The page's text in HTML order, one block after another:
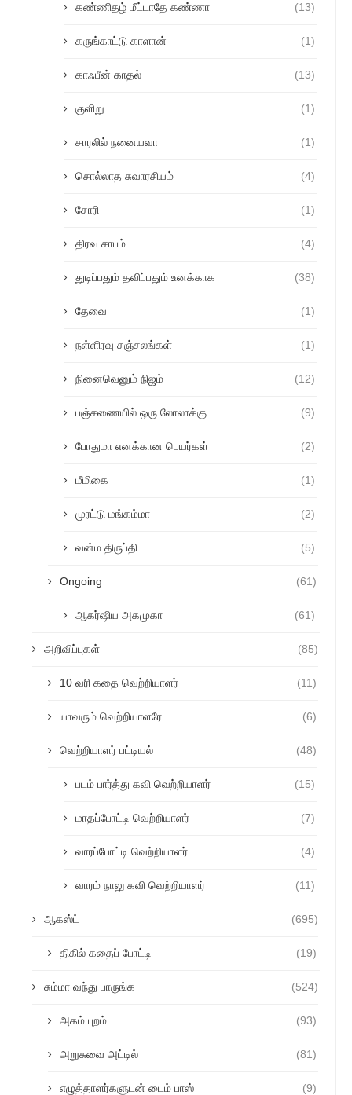
கண்ணிதழ் மீட்டாதே கண்ணா (13)
கருங்காட்டு காளான் (1)
காஃபீன் காதல் (13)
குளிறு (1)
சாரலில் நனையவா (1)
சொல்லாத சுவாரசியம் (4)
சோரி (1)
திரவ சாபம் (4)
துடிப்பதும் தவிப்பதும் உனக்காக (38)
தேவை (1)
நள்ளிரவு சஞ்சலங்கள் (1)
நினைவெனும் நிஜம் (12)
பஞ்சணையில் ஒரு லோலாக்கு (9)
போதுமா எனக்கான பெயர்கள் (2)
மீமிகை (1)
முரட்டு மங்கம்மா (2)
வன்ம திருப்தி (5)
Ongoing (61)
ஆகர்ஷிய அகமுகா (61)
அறிவிப்புகள் (85)
10 வரி கதை வெற்றியாளர் (11)
யாவரும் வெற்றியாளரே (6)
வெற்றியாளர் பட்டியல் (48)
படம் பார்த்து கவி வெற்றியாளர் (15)
மாதப்போட்டி வெற்றியாளர் (7)
வாரப்போட்டி வெற்றியாளர் (4)
வாரம் நாலு கவி வெற்றியாளர் (11)
ஆகஸ்ட் (695)
திகில் கதைப் போட்டி (19)
சும்மா வந்து பாருங்க (524)
அகம் புறம் (93)
அறுசுவை அட்டில் (81)
எழுத்தாளர்களுடன் டைம் பாஸ் (9)